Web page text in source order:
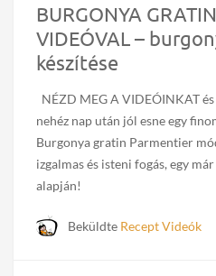
BURGONYA
VIDEÓVAL –
készítése
NÉZD MEG A VIDEÓINKAT
nehéz nap után jól esne egy
Burgonya gratin Parmentier
izgalmas és isteni fogás, egy
alapján!
Beküldte Recept Videók